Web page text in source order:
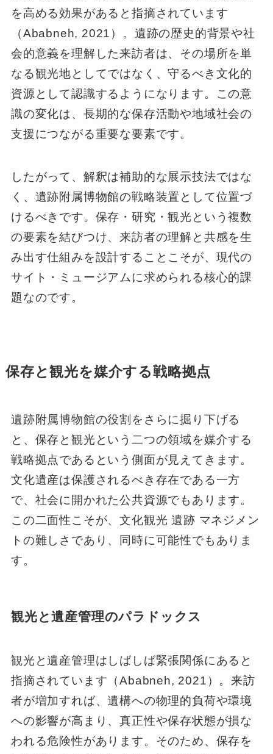
を高める効果があると指摘されています
（Ababneh, 2021）。遺跡の歴史的背景や社
会的意義を理解した来訪者は、その場所を単
なる観光地としてではなく、守るべき文化的
資源として認識するようになります。この意
識の変化は、長期的な保存活動や地域社会の
支援につながる重要な要素です。
したがって、解釈は補助的な展示技法ではな
く、遺跡附属博物館の戦略装置として位置づ
けるべきです。保存・研究・観光という複数
の要素を結びつけ、来訪者の理解と共感を生
み出す仕組みを設計することこそが、現代の
サイト・ミュージアムに求められる核心的課
題なのです。
保存と観光を媒介する戦略拠点
遺跡附属博物館の役割をさらに掘り下げる
と、保存と観光という二つの領域を媒介する
戦略拠点であるという側面が見えてきます。
文化遺産は保護されるべき存在である一方
で、社会に開かれた公共資源でもあります。
この二面性こそが、文化観光 遺跡 マネジメン
トの難しさであり、同時に可能性でもありま
す。
観光と遺産管理のパラドックス
観光と遺産管理はしばしば緊張関係にあると
指摘されています（Ababneh, 2021）。来訪
者が増加すれば、遺構への物理的負荷や環境
への影響が高まり、真正性や保存状態が損な
われる危険性があります。そのため、保存を